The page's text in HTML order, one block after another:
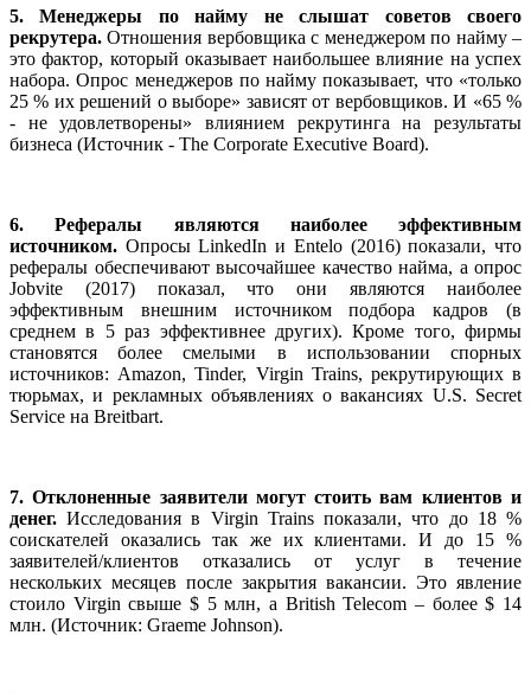
5. Менеджеры по найму не слышат советов своего
рекрутера.Отношения вербовщика с менеджером по найму –
это фактор, который оказывает наибольшее влияние на успех
набора. Опрос менеджеров по найму показывает, что «только
25 % их решений о выборе» зависят от вербовщиков. И «65 %
- не удовлетворены» влиянием рекрутинга на результаты
бизнеса (Источник - The Corporate Executive Board).
6. Рефералы являются наиболее эффективным
источником. Опросы LinkedIn и Entelo (2016) показали, что
рефералы обеспечивают высочайшее качество найма, а опрос
Jobvite (2017) показал, что они являются наиболее
эффективным внешним источником подбора кадров (в
среднем в 5 раз эффективнее других). Кроме того, фирмы
становятся более смелыми в использовании спорных
источников: Amazon, Tinder, Virgin Trains, рекрутирующих в
тюрьмах, и рекламных объявлениях о вакансиях U.S. Secret
Service на Breitbart.
7. Отклоненные заявители могут стоить вам клиентов и
денег.Исследования в Virgin Trains показали, что до 18 %
соискателей оказались так же их клиентами. И до 15 %
заявителей/клиентов отказались от услуг в течение
нескольких месяцев после закрытия вакансии. Это явление
стоило Virgin свыше $ 5 млн, а British Telecom – более $ 14
млн. (Источник: Graeme Johnson).